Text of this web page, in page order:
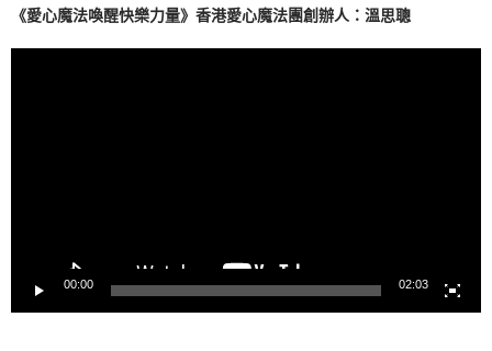
《愛心魔法喚醒快樂力量》香港愛心魔法團創辦人：溫思聰
00:00 02:03